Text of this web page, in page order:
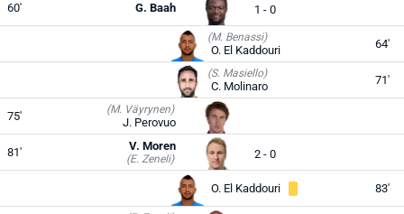
60' G. Baah 1 - 0
(M. Benassi)
O. El Kaddouri 64'
(S. Masiello)
C. Molinaro 71'
75' (M. Väyrynen)
J. Perovuo
81' (E. Zeneli)
V. Moren
2 - 0
O. El Kaddouri 83'